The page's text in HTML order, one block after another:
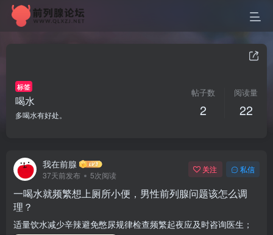
标签
喝水
多喝水有好处。
帖子数
2
阅读量
22
我在前腺
37天前发布 5次阅读
关注 私信
一喝水就频繁想上厕所小便，男性前列腺问题该怎么调
理？
适量饮水减少辛辣避免憋尿规律检查频繁起夜应及时咨询医生；